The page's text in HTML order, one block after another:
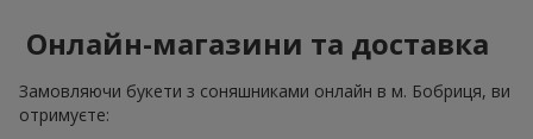
Онлайн-магазини та доставка
Замовляючи букети з соняшниками онлайн в м. Бобриця, ви
отримуєте: